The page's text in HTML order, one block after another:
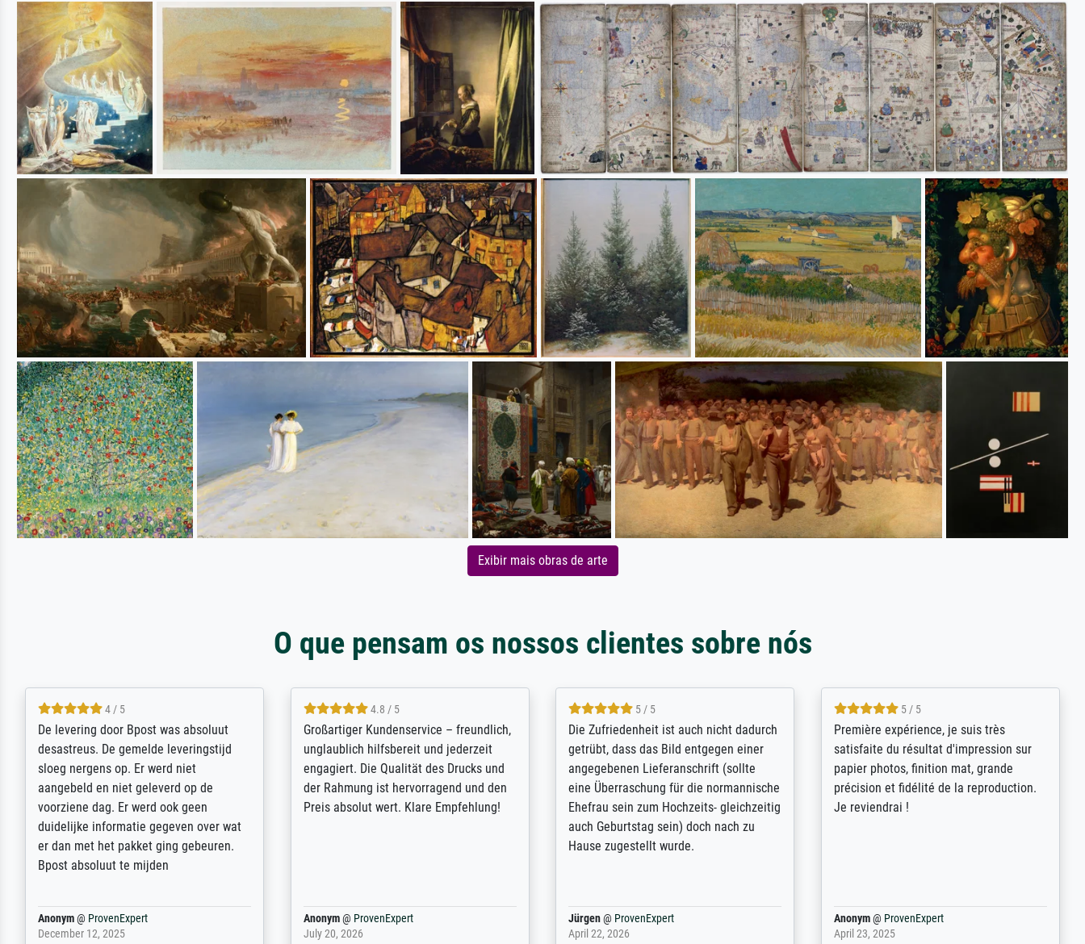
Exibir mais obras de arte
O que pensam os nossos clientes sobre nós
5 / 5
Sehr gute Qualität des Leinwanddrucks
und des Rahmens! Unser Bild wurde
sehr sorgfältig und sicher verpackt, so
dass es unbeschadet bei uns ankam. Es
wird nicht unser letzter Meisterdruck
sein. Vielen Dank!
Reinhold,@ProvenExpert
April 22, 2026
5 / 5
Für ein Erinnerungsbuch mit der
Feldpost meines Großvaters aus dem 1.
Weltkrieg benötigte ich ein
ausdrucksvolles Bild. Das habe ich bei
Ihnen gefunden. Bei der Auswahl der
weiter. Vielen ...
Margot@ProvenExpert
February 20, 2026
4.8 / 5
Hervorragende Qualität. Man kann sich
vieles anpassen lassen, wie z.B.:
Randentfernung, Farbe, Helligkeit,
Kontrast und Weiteres. Sehr freundliche
Kontaktperson per Mail. Das Bild (ein
Kunstdruck) wurde sehr gut verpackt -
sehr starke Papprolle mit Plastikdeckeln
Anonym@ProvenExpert
August 12, 2025
4.8 / 5
Qualité absolument irréprochable.
Extraordinaire diversité des thèmes
abordés et personnalisation des
demandes (recadrage, réajustement des
couleurs). Relation clientèle parfaite.
Anonym@ ProvenExpert
March 31, 2025